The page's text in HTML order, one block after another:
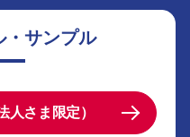
・サンプル
人さま限定）